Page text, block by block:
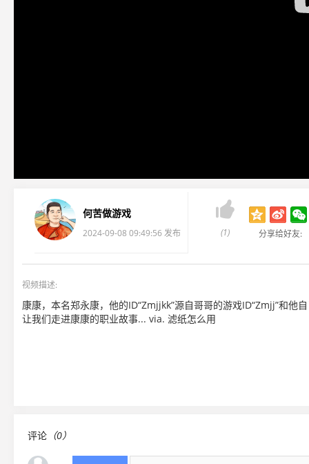
何苦做游戏
2024-09-08 09:49:56 发布

(1) 分享给好友:
视频描述:
康康，本名郑永康，他的ID“Zmjjkk”源自哥哥的游戏ID“Zmjj”和他
让我们走进康康的职业故事... via. 滤纸怎么用
评论 （0）